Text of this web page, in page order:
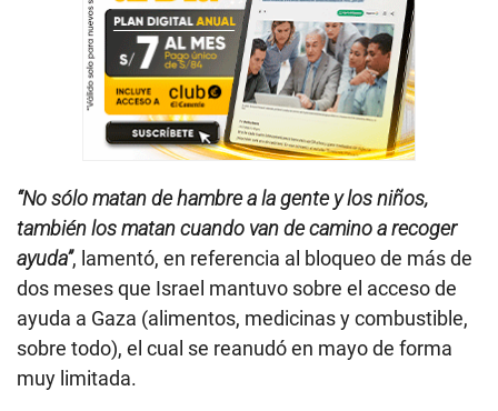
“No sólo matan de hambre a la gente y los niños,
también los matan cuando van de camino a recoger
ayuda”, lamentó, en referencia al bloqueo de más de
dos meses que Israel mantuvo sobre el acceso de
ayuda a Gaza (alimentos, medicinas y combustible,
sobre todo), el cual se reanudó en mayo de forma
muy limitada.